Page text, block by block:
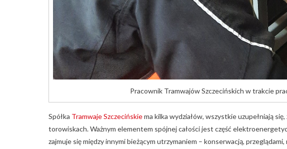
Pracownik Tramwajów Szczecińskich w trakcie
Spółka Tramwaje Szczecińskiema kilka wydziałów, wszystkie uzupełniają
torowiskach. Ważnym elementem spójnej całości jest część
zajmuje się między innymi bieżącym utrzymaniem – konserwacją,